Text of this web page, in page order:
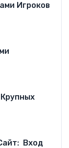
Игроков
Вход